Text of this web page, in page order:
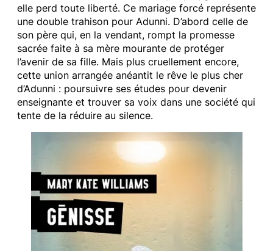
elle perd toute liberté. Ce mariage forcé représente
une double trahison pour Adunni. D’abord celle de
son père qui, en la vendant, rompt la promesse
sacrée faite à sa mère mourante de protéger
l’avenir de sa fille. Mais plus cruellement encore,
cette union arrangée anéantit le rêve le plus cher
d’Adunni : poursuivre ses études pour devenir
enseignante et trouver sa voix dans une société qui
tente de la réduire au silence.